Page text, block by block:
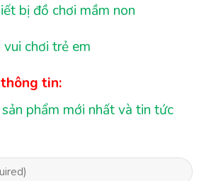
bị đồ chơi mầm non
chơi trẻ em
tin:
phẩm mới nhất và tin tức